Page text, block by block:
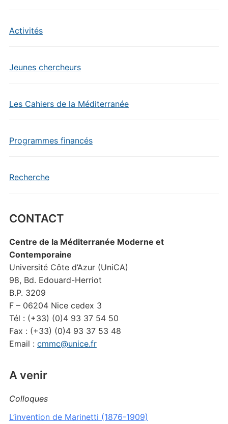
Activités
Jeunes chercheurs
Les Cahiers de la Méditerranée
Programmes financés
Recherche
CONTACT
Centre de la Méditerranée Moderne et
Contemporaine
Université Côte d’Azur (UniCA)
98, Bd. Edouard-Herriot
B.P. 3209
F – 06204 Nice cedex 3
Tél : (+33) (0)4 93 37 54 50
Fax : (+33) (0)4 93 37 53 48
Email : cmmc@unice.fr
A venir
Colloques
L’invention de Marinetti (1876-1909)